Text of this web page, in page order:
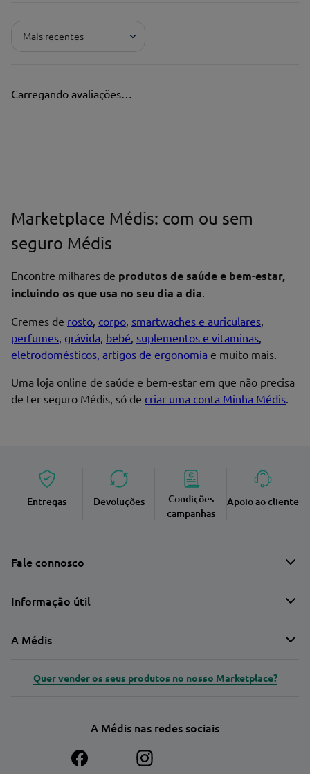
Mais recentes
Carregando avaliações…
Marketplace Médis: com ou sem
seguro Médis
Encontre milhares de produtos de saúde e bem-estar,
incluindo os que usa no seu dia a dia.
Cremes de rosto, corpo, smartwaches e auriculares,
perfumes, grávida, bebé, suplementos e vitaminas,
eletrodomésticos, artigos de ergonomia e muito mais.
Uma loja online de saúde e bem-estar em que não precisa
de ter seguro Médis, só de criar uma conta Minha Médis.
Entregas Devoluções
Condições
campanhas
Apoio ao cliente
Fale connosco
Informação útil
A Médis
Quer vender os seus produtos no nosso Marketplace?
A Médis nas redes sociais